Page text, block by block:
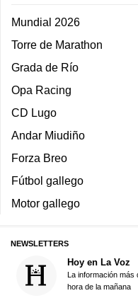
Mundial 2026
Torre de Marathon
Grada de Río
Opa Racing
CD Lugo
Andar Miudiño
Forza Breo
Fútbol gallego
Motor gallego
NEWSLETTERS
Hoy en La Voz
La información más
hora de la mañana